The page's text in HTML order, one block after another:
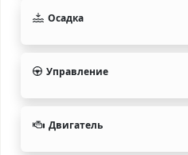
Осадка
Управление
Двигатель